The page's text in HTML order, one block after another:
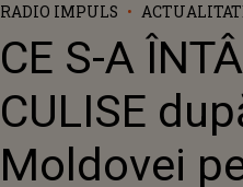
RADIO IMPULS
CE S-A
CULISE
Moldovei